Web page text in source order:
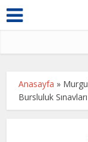
Anasayfa »
Bursluluk Sınavları